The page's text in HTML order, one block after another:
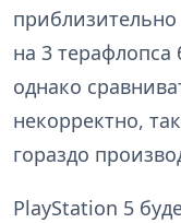
приблизительно
на 3
однако
некорректно,
гораздо
PlayStation 5